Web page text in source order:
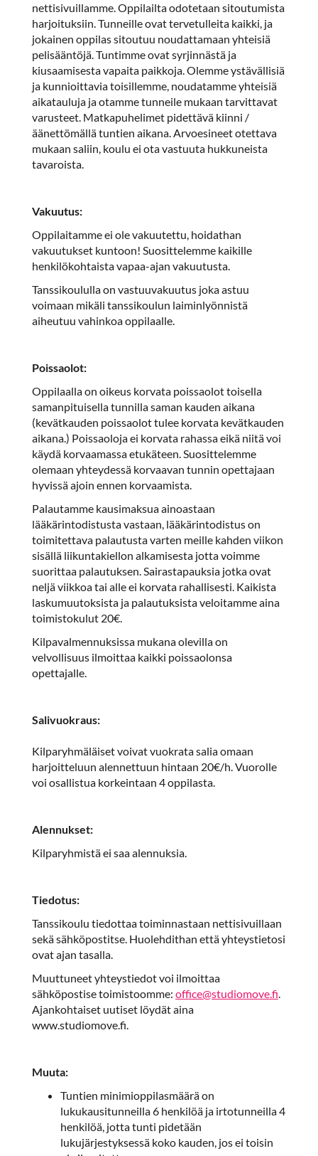
nettisivuillamme. Oppilailta odotetaan sitoutumista
harjoituksiin. Tunneille ovat tervetulleita kaikki, ja
jokainen oppilas sitoutuu noudattamaan yhteisiä
pelisääntöjä. Tuntimme ovat syrjinnästä ja
kiusaamisesta vapaita paikkoja. Olemme ystävällisiä
ja kunnioittavia toisillemme, noudatamme yhteisiä
aikatauluja ja otamme tunneile mukaan tarvittavat
varusteet. Matkapuhelimet pidettävä kiinni /
äänettömällä tuntien aikana. Arvoesineet otettava
mukaan saliin, koulu ei ota vastuuta hukkuneista
tavaroista.
Vakuutus:
Oppilaitamme ei ole vakuutettu, hoidathan
vakuutukset kuntoon! Suosittelemme kaikille
henkilökohtaista vapaa-ajan vakuutusta.
Tanssikoululla on vastuuvakuutus joka astuu
voimaan mikäli tanssikoulun laiminlyönnistä
aiheutuu vahinkoa oppilaalle.
Poissaolot:
Oppilaalla on oikeus korvata poissaolot toisella
samanpituisella tunnilla saman kauden aikana
(kevätkauden poissaolot tulee korvata kevätkauden
aikana.) Poissaoloja ei korvata rahassa eikä niitä voi
käydä korvaamassa etukäteen. Suosittelemme
olemaan yhteydessä korvaavan tunnin opettajaan
hyvissä ajoin ennen korvaamista.
Palautamme kausimaksua ainoastaan
lääkärintodistusta vastaan, lääkärintodistus on
toimitettava palautusta varten meille kahden viikon
sisällä liikuntakiellon alkamisesta jotta voimme
suorittaa palautuksen. Sairastapauksia jotka ovat
neljä viikkoa tai alle ei korvata rahallisesti. Kaikista
laskumuutoksista ja palautuksista veloitamme aina
toimistokulut 20€.
Kilpavalmennuksissa mukana olevilla on
velvollisuus ilmoittaa kaikki poissaolonsa
opettajalle.
Salivuokraus:
Kilparyhmäläiset voivat vuokrata salia omaan
harjoitteluun alennettuun hintaan 20€/h. Vuorolle
voi osallistua korkeintaan 4 oppilasta.
Alennukset:
Kilparyhmistä ei saa alennuksia.
Tiedotus:
Tanssikoulu tiedottaa toiminnastaan nettisivuillaan
sekä sähköpostitse. Huolehdithan että yhteystietosi
ovat ajan tasalla.
Muuttuneet yhteystiedot voi ilmoittaa
sähköpostise toimistoomme: office@studiomove.fi.
Ajankohtaiset uutiset löydät aina
www.studiomove.fi.
Muuta:
Tuntien minimioppilasmäärä on
lukukausitunneilla 6 henkilöä ja irtotunneilla 4
henkilöä, jotta tunti pidetään
lukujärjestyksessä koko kauden, jos ei toisin